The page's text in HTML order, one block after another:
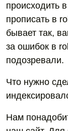
происходить
прописать в
бывает так,
за ошибок в
подозревали.
Что нужно
Нам